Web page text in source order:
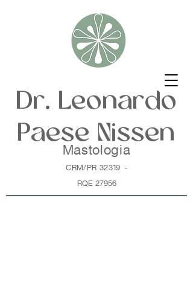
Dr. Leonardo
Paese Nissen
Mastologia
CRM/PR 32319 -
RQE 27956